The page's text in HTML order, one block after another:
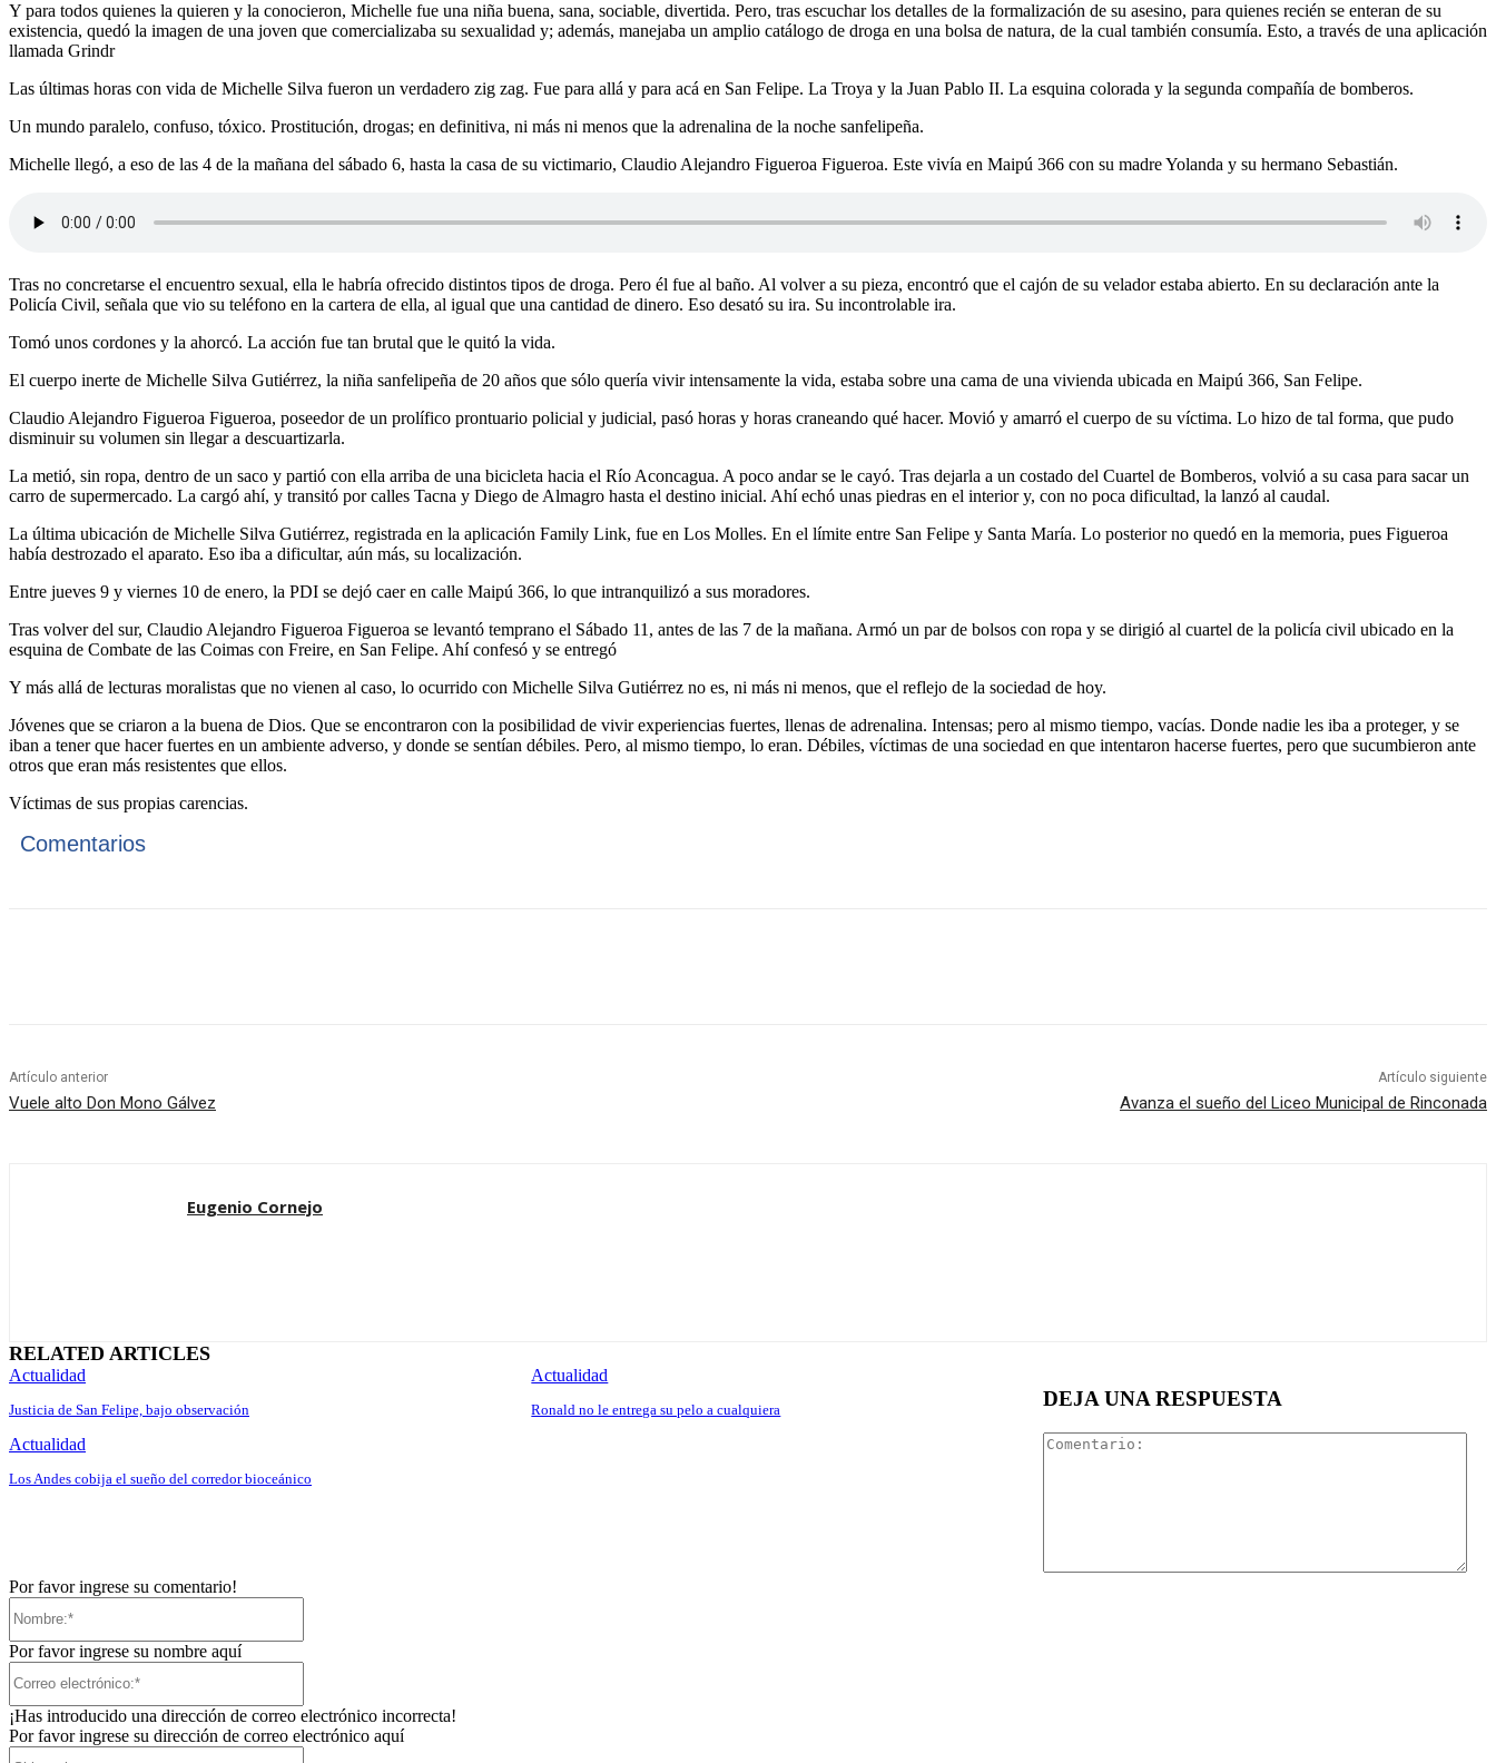
Y para todos quienes la quieren y la conocieron, Michelle fue una niña buena, sana, sociable, divertida. Pero, tras escuchar los detalles de la formalización de su asesino, para quienes recién se enteran de su
existencia, quedó la imagen de una joven que comercializaba su sexualidad y; además, manejaba un amplio catálogo de droga en una bolsa de natura, de la cual también consumía. Esto, a través de una aplicación
llamada Grindr
Las últimas horas con vida de Michelle Silva fueron un verdadero zig zag. Fue para allá y para acá en San Felipe. La Troya y la Juan Pablo II. La esquina colorada y la segunda compañía de bomberos.
Un mundo paralelo, confuso, tóxico. Prostitución, drogas; en definitiva, ni más ni menos que la adrenalina de la noche sanfelipeña.
Michelle llegó, a eso de las 4 de la mañana del sábado 6, hasta la casa de su victimario, Claudio Alejandro Figueroa Figueroa. Este vivía en Maipú 366 con su madre Yolanda y su hermano Sebastián.
Tras no concretarse el encuentro sexual, ella le habría ofrecido distintos tipos de droga. Pero él fue al baño. Al volver a su pieza, encontró que el cajón de su velador estaba abierto. En su declaración ante la
Policía Civil, señala que vio su teléfono en la cartera de ella, al igual que una cantidad de dinero. Eso desató su ira. Su incontrolable ira.
Tomó unos cordones y la ahorcó. La acción fue tan brutal que le quitó la vida.
El cuerpo inerte de Michelle Silva Gutiérrez, la niña sanfelipeña de 20 años que sólo quería vivir intensamente la vida, estaba sobre una cama de una vivienda ubicada en Maipú 366, San Felipe.
Claudio Alejandro Figueroa Figueroa, poseedor de un prolífico prontuario policial y judicial, pasó horas y horas craneando qué hacer. Movió y amarró el cuerpo de su víctima. Lo hizo de tal forma, que pudo
disminuir su volumen sin llegar a descuartizarla.
La metió, sin ropa, dentro de un saco y partió con ella arriba de una bicicleta hacia el Río Aconcagua. A poco andar se le cayó. Tras dejarla a un costado del Cuartel de Bomberos, volvió a su casa para sacar un
carro de supermercado. La cargó ahí, y transitó por calles Tacna y Diego de Almagro hasta el destino inicial. Ahí echó unas piedras en el interior y, con no poca dificultad, la lanzó al caudal.
La última ubicación de Michelle Silva Gutiérrez, registrada en la aplicación Family Link, fue en Los Molles. En el límite entre San Felipe y Santa María. Lo posterior no quedó en la memoria, pues Figueroa
había destrozado el aparato. Eso iba a dificultar, aún más, su localización.
Entre jueves 9 y viernes 10 de enero, la PDI se dejó caer en calle Maipú 366, lo que intranquilizó a sus moradores.
Tras volver del sur, Claudio Alejandro Figueroa Figueroa se levantó temprano el Sábado 11, antes de las 7 de la mañana. Armó un par de bolsos con ropa y se dirigió al cuartel de la policía civil ubicado en la
esquina de Combate de las Coimas con Freire, en San Felipe. Ahí confesó y se entregó
Y más allá de lecturas moralistas que no vienen al caso, lo ocurrido con Michelle Silva Gutiérrez no es, ni más ni menos, que el reflejo de la sociedad de hoy.
Jóvenes que se criaron a la buena de Dios. Que se encontraron con la posibilidad de vivir experiencias fuertes, llenas de adrenalina. Intensas; pero al mismo tiempo, vacías. Donde nadie les iba a proteger, y se
iban a tener que hacer fuertes en un ambiente adverso, y donde se sentían débiles. Pero, al mismo tiempo, lo eran. Débiles, víctimas de una sociedad en que intentaron hacerse fuertes, pero que sucumbieron ante
otros que eran más resistentes que ellos.
Víctimas de sus propias carencias.
Comentarios
Artículo anterior
Vuele alto Don Mono Gálvez
Artículo siguiente
Avanza el sueño del Liceo Municipal de Rinconada
Eugenio Cornejo
RELATED ARTICLES
Actualidad
Justicia de San Felipe, bajo observación
Actualidad
Ronald no le entrega su pelo a cualquiera
Actualidad
Los Andes cobija el sueño del corredor bioceánico
DEJA UNA RESPUESTA
Por favor ingrese su comentario!
Por favor ingrese su nombre aquí
¡Has introducido una dirección de correo electrónico incorrecta!
Por favor ingrese su dirección de correo electrónico aquí